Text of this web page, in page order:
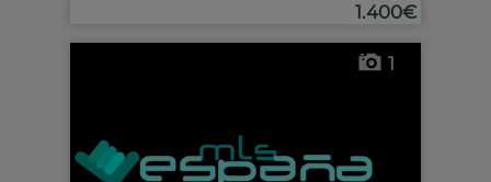
1.400€
1